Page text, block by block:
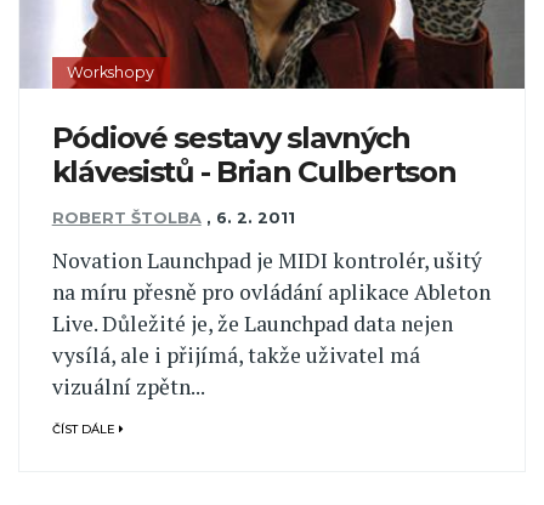
Workshopy
Pódiové sestavy slavných
klávesistů - Brian Culbertson
ROBERT ŠTOLBA , 6. 2. 2011
Novation Launchpad je MIDI kontrolér, ušitý
na míru přesně pro ovládání aplikace Ableton
Live. Důležité je, že Launchpad data nejen
vysílá, ale i přijímá, takže uživatel má
vizuální zpětn...
ČÍST DÁLE